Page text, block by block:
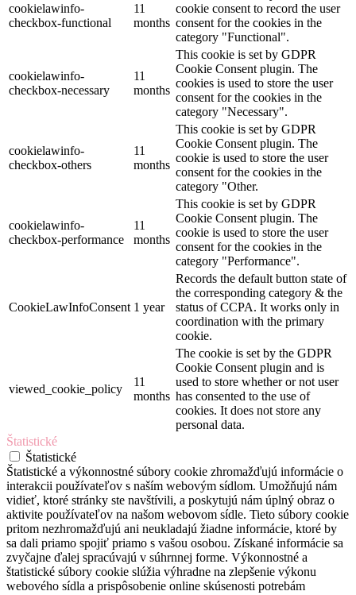
cookielawinfo-
checkbox-functional
11
months
cookie consent to record the user
consent for the cookies in the
category "Functional".
cookielawinfo-
checkbox-necessary
11
months
This cookie is set by GDPR
Cookie Consent plugin. The
cookies is used to store the user
consent for the cookies in the
category "Necessary".
cookielawinfo-
checkbox-others
11
months
This cookie is set by GDPR
Cookie Consent plugin. The
cookie is used to store the user
consent for the cookies in the
category "Other.
cookielawinfo-
checkbox-performance
11
months
This cookie is set by GDPR
Cookie Consent plugin. The
cookie is used to store the user
consent for the cookies in the
category "Performance".
CookieLawInfoConsent 1 year
Records the default button state of
the corresponding category & the
status of CCPA. It works only in
coordination with the primary
cookie.
viewed_cookie_policy
11
months
The cookie is set by the GDPR
Cookie Consent plugin and is
used to store whether or not user
has consented to the use of
cookies. It does not store any
personal data.
Štatistické
Štatistické
Štatistické a výkonnostné súbory cookie zhromažďujú informácie o
interakcii používateľov s naším webovým sídlom. Umožňujú nám
vidieť, ktoré stránky ste navštívili, a poskytujú nám úplný obraz o
aktivite používateľov na našom webovom sídle. Tieto súbory cookie
pritom nezhromažďujú ani neukladajú žiadne informácie, ktoré by
sa dali priamo spojiť priamo s vašou osobou. Získané informácie sa
zvyčajne ďalej spracúvajú v súhrnnej forme. Výkonnostné a
štatistické súbory cookie slúžia výhradne na zlepšenie výkonu
webového sídla a prispôsobenie online skúsenosti potrebám